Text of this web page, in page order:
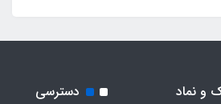
و نماد
دسترسی